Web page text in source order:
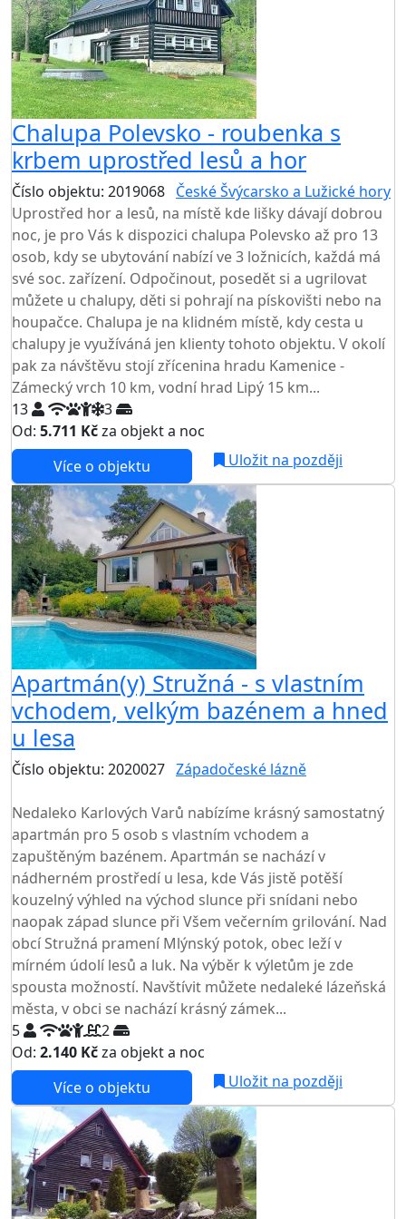
Chalupa Polevsko - roubenka s
krbem uprostřed lesů a hor
Číslo objektu: 2019068 České Švýcarsko a Lužické hory
Uprostřed hor a lesů, na místě kde lišky dávají dobrou
noc, je pro Vás k dispozici chalupa Polevsko až pro 13
osob, kdy se ubytování nabízí ve 3 ložnicích, každá má
své soc. zařízení. Odpočinout, posedět si a ugrilovat
můžete u chalupy, děti si pohrají na pískovišti nebo na
houpačce. Chalupa je na klidném místě, kdy cesta u
chalupy je využíváná jen klienty tohoto objektu. V okolí
pak za návštěvu stojí zřícenina hradu Kamenice -
Zámecký vrch 10 km, vodní hrad Lipý 15 km...
13
3
Od: 5.711 Kčza objekt a noc
Více o objektu
Uložit na později
Apartmán(y) Stružná - s vlastním
vchodem, velkým bazénem a hned
u lesa
Číslo objektu: 2020027 Západočeské lázně
Nedaleko Karlových Varů nabízíme krásný samostatný
apartmán pro 5 osob s vlastním vchodem a
zapuštěným bazénem. Apartmán se nachází v
nádherném prostředí u lesa, kde Vás jistě potěší
kouzelný výhled na východ slunce při snídani nebo
naopak západ slunce při Všem večerním grilování. Nad
obcí Stružná pramení Mlýnský potok, obec leží v
mírném údolí lesů a luk. Na výběr k výletům je zde
spousta možností. Navštívit můžete nedaleké lázeňská
města, v obci se nachází krásný zámek...
5
2
Od: 2.140 Kčza objekt a noc
Více o objektu
Uložit na později